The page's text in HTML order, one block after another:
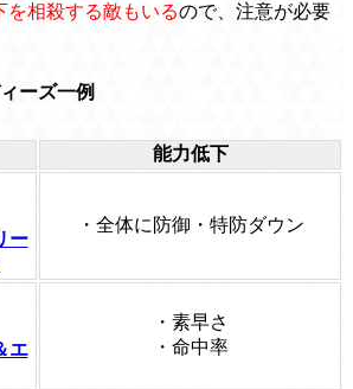
を相殺する敵もいるので、注意が必要
ーズ一例
能力低下
ー
・全体に防御・特防ダウン
エ
・素早さ
・命中率